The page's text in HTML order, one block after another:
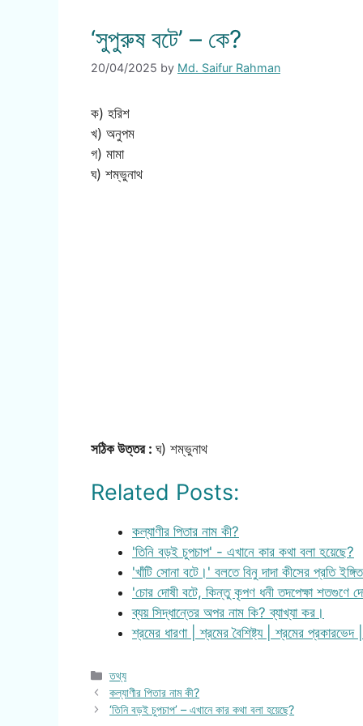
‘সুপুরুষ বটে’ – কে?
20/04/2025 by Md. Saifur Rahman
ক) হরিশ
খ) অনুপম
গ) মামা
ঘ) শম্ভুনাথ
সঠিক উত্তর : ঘ) শম্ভুনাথ
Related Posts:
কল্যাণীর পিতার নাম কী?
'তিনি বড়ই চুপচাপ' - এখানে কার কথা বলা হয়েছে?
'খাঁটি সোনা বটে।' বলতে বিনু দাদা কীসের প্রতি
'চোর দোষী বটে, কিন্তু কৃপণ ধনী তদপেক্ষা শতগুণে
ব্যয় সিদ্ধান্তের অপর নাম কি? ব্যাখ্যা কর।
শ্রমের ধারণা | শ্রমের বৈশিষ্ট্য | শ্রমের
Categories
তথ্য
কল্যাণীর পিতার নাম কী?
‘তিনি বড়ই চুপচাপ’ – এখানে কার কথা বলা হয়েছে?